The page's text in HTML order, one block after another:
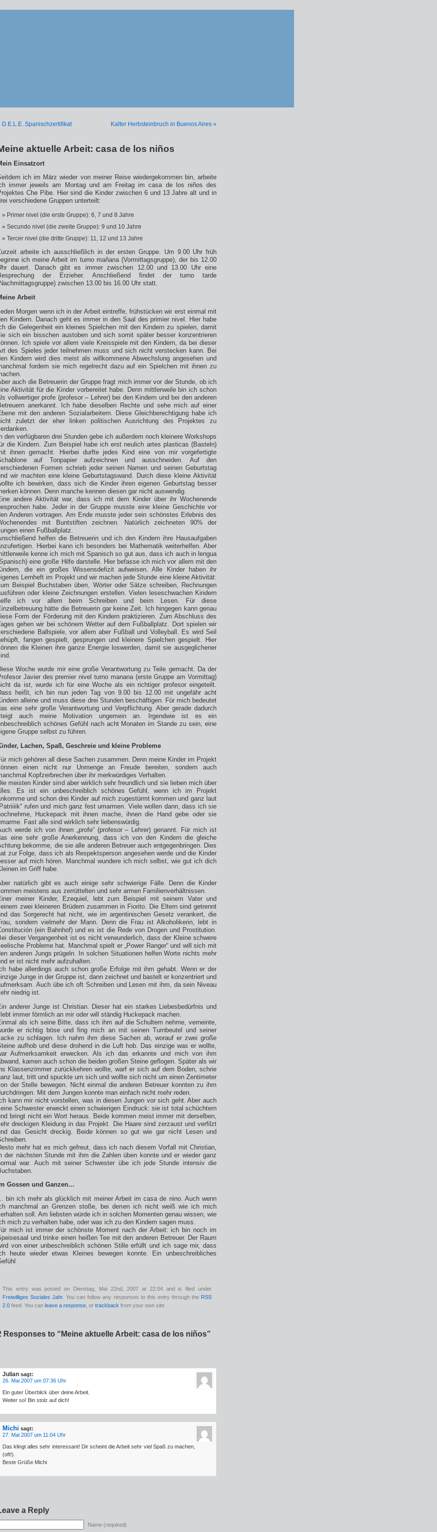
D.E.L.E. Spanischzertifikat Kalter Herbsteinbruch in Buenos Aires »
aktuelle Arbeit: casa de los niños
Einsatzort
ich im März wieder von meiner Reise wiedergekommen bin, arbeite
immer jeweils am Montag und am Freitag im casa de los niños des
Che Pibe. Hier sind die Kinder zwischen 6 und 13 Jahre alt und in
verschiedene Gruppen unterteilt:
Primer nivel (die erste Gruppe): 6, 7 und 8 Jahre
Secundo nivel (die zweite Gruppe): 9 und 10 Jahre
Tercer nivel (die dritte Gruppe): 11, 12 und 13 Jahre
arbeite ich ausschließlich in der ersten Gruppe. Um 9.00 Uhr früh
ich meine Arbeit im turno mañana (Vormittagsgruppe), der bis 12.00
dauert. Danach gibt es immer zwischen 12.00 und 13.00 Uhr eine
der Erzieher. Anschließend findet der turno tarde
zwischen 13.00 bis 16.00 Uhr statt.
Arbeit
Morgen wenn ich in der Arbeit eintreffe, frühstücken wir erst einmal mit
Kindern. Danach geht es immer in den Saal des primier nivel. Hier habe
die Gelegenheit ein kleines Spielchen mit den Kindern zu spielen, damit
sich ein bisschen austoben und sich somit später besser konzentrieren
Ich spiele vor allem viele Kreisspiele mit den Kindern, da bei dieser
des Spieles jeder teilnehmen muss und sich nicht verstecken kann. Bei
Kindern wird dies meist als willkommene Abwechslung angesehen und
fordern sie mich regelrecht dazu auf ein Spielchen mit ihnen zu
auch die Betreuerin der Gruppe fragt mich immer vor der Stunde, ob ich
Aktivität für die Kinder vorbereitet habe. Denn mittlerweile bin ich schon
vollwertiger profe (profesor – Lehrer) bei den Kindern und bei den anderen
anerkannt. Ich habe dieselben Rechte und sehe mich auf einer
mit den anderen Sozialarbeitern. Diese Gleichberechtigung habe ich
zuletzt der eher linken politischen Ausrichtung des Projektes zu
In den verfügbaren drei Stunden gebe ich außerdem noch kleinere Workshops
die Kindern. Zum Beispiel habe ich erst neulich artes plasticas (Basteln)
ihnen gemacht. Hierbei durfte jedes Kind eine von mir vorgefertigte
auf Tonpapier aufzeichnen und ausschneiden. Auf den
Formen schrieb jeder seinen Namen und seinen Geburtstag
wir machten eine kleine Geburtstagswand. Durch diese kleine Aktivität
ich bewirken, dass sich die Kinder ihren eigenen Geburtstag besser
können. Denn manche kennen diesen gar nicht auswendig.
andere Aktivität war, dass ich mit dem Kinder über ihr Wochenende
habe. Jeder in der Gruppe musste eine kleine Geschichte vor
Anderen vortragen. Am Ende musste jeder sein schönstes Erlebnis des
mit Buntstiften zeichnen. Natürlich zeichneten 90% der
einen Fußballplatz.
helfen die Betreuerin und ich den Kindern ihre Hausaufgaben
Hierbei kann ich besonders bei Mathematik weiterhelfen. Aber
kenne ich mich mit Spanisch so gut aus, dass ich auch in lengua
eine große Hilfe darstelle. Hier befasse ich mich vor allem mit den
die ein großes Wissensdefizit aufweisen. Alle Kinder haben ihr
Lernheft im Projekt und wir machen jede Stunde eine kleine Aktivität:
Beispiel Buchstaben üben, Wörter oder Sätze schreiben, Rechnungen
oder kleine Zeichnungen erstellen. Vielen leseschwachen Kindern
ich vor allem beim Schreiben und beim Lesen. Für diese
hätte die Betreuerin gar keine Zeit. Ich hingegen kann genau
Form der Förderung mit den Kindern praktizieren. Zum Abschluss des
gehen wir bei schönem Wetter auf dem Fußballplatz. Dort spielen wir
Ballspiele, vor allem aber Fußball und Volleyball. Es wird Seil
fangen gespielt, gesprungen und kleinere Spielchen gespielt. Hier
die Kleinen ihre ganze Energie loswerden, damit sie ausgeglichener
Woche wurde mir eine große Verantwortung zu Teile gemacht. Da der
Javier des premier nivel turno manana (erste Gruppe am Vormittag)
da ist, wurde ich für eine Woche als ein richtiger profesor eingeteilt.
heißt, ich bin nun jeden Tag von 9.00 bis 12.00 mit ungefähr acht
alleine und muss diese drei Stunden beschäftigen. Für mich bedeutet
eine sehr große Verantwortung und Verpflichtung. Aber gerade dadurch
auch meine Motivation ungemein an. Irgendwie ist es ein
schönes Gefühl nach acht Monaten im Stande zu sein, eine
Gruppe selbst zu führen.
Lachen, Spaß, Geschreie und kleine Probleme
mich gehören all diese Sachen zusammen. Denn meine Kinder im Projekt
einen nicht nur Unmenge an Freude bereiten, sondern auch
Kopfzerbrechen über ihr merkwürdiges Verhalten.
meisten Kinder sind aber wirklich sehr freundlich und sie lieben mich über
Es ist ein unbeschreiblich schönes Gefühl, wenn ich im Projekt
und schon drei Kinder auf mich zugestürmt kommen und ganz laut
rufen und mich ganz fest umarmen. Viele wollen dann, dass ich sie
Huckepack mit ihnen mache, ihnen die Hand gebe oder sie
Fast alle sind wirklich sehr liebenswürdig.
werde ich von ihnen „profe“ (profesor – Lehrer) genannt. Für mich ist
eine sehr große Anerkennung, dass ich von den Kindern die gleiche
bekomme, die sie alle anderen Betreuer auch entgegenbringen. Dies
zur Folge, dass ich als Respektsperson angesehen werde und die Kinder
auf mich hören. Manchmal wundere ich mich selbst, wie gut ich dich
im Griff habe.
natürlich gibt es auch einige sehr schwierige Fälle. Denn die Kinder
meistens aus zerrüttelten und sehr armen Familienverhältnissen.
meiner Kinder, Ezequiel, lebt zum Beispiel mit seinem Vater und
zwei kleineren Brüdern zusammen in Fiorito. Die Eltern sind getrennt
das Sorgerecht hat nicht, wie im argentinischen Gesetz verankert, die
sondern vielmehr der Mann. Denn die Frau ist Alkoholikerin, lebt in
(ein Bahnhof) und es ist die Rede von Drogen und Prostitution.
dieser Vergangenheit ist es nicht verwunderlich, dass der Kleine schwere
Probleme hat. Manchmal spielt er „Power Ranger“ und will sich mit
anderen Jungs prügeln. In solchen Situationen helfen Worte nichts mehr
er ist nicht mehr aufzuhalten.
habe allerdings auch schon große Erfolge mit ihm gehabt. Wenn er der
Junge in der Gruppe ist, dann zeichnet und bastelt er konzentriert und
Auch übe ich oft Schreiben und Lesen mit ihm, da sein Niveau
niedrig ist.
anderer Junge ist Christian. Dieser hat ein starkes Liebesbedürfnis und
immer förmlich an mir oder will ständig Huckepack machen.
als ich seine Bitte, dass ich ihm auf die Schultern nehme, verneinte,
er richtig böse und fing mich an mit seinen Turnbeutel und seiner
zu schlagen. Ich nahm ihm diese Sachen ab, worauf er zwei große
aufhob und diese drohend in die Luft hob. Das einzige was er wollte,
Aufmerksamkeit erwecken. Als ich das erkannte und mich von ihm
kamen auch schon die beiden großen Steine geflogen. Später als wir
Klassenzimmer zurückkehren wollte, warf er sich auf dem Boden, schrie
laut, tritt und spuckte um sich und wollte sich nicht um einen Zentimeter
der Stelle bewegen. Nicht einmal die anderen Betreuer konnten zu ihm
Mit dem Jungen konnte man einfach nicht mehr reden.
kann mir nicht vorstellen, was in diesen Jungen vor sich geht. Aber auch
Schwester erweckt einen schwierigen Eindruck: sie ist total schüchtern
bringt nicht ein Wort heraus. Beide kommen meist immer mit derselben,
dreckigen Kleidung in das Projekt. Die Haare sind zerzaust und verfilzt
das Gesicht dreckig. Beide können so gut wie gar nicht Lesen und
mehr hat es mich gefreut, dass ich nach diesem Vorfall mit Christian,
der nächsten Stunde mit ihm die Zahlen üben konnte und er wieder ganz
war. Auch mit seiner Schwester übe ich jede Stunde intensiv die
Im Gossen und Ganzen…
… bin ich mehr als glücklich mit meiner Arbeit im casa de nino. Auch wenn
manchmal an Grenzen stoße, bei denen ich nicht weiß wie ich mich
soll. Am liebsten würde ich in solchen Momenten genau wissen, wie
mich zu verhalten habe, oder was ich zu den Kindern sagen muss.
mich ist immer der schönste Moment nach der Arbeit: ich bin noch im
und trinke einen heißen Tee mit den anderen Betreuer. Der Raum
von einer unbeschreiblich schönen Stille erfüllt und ich sage mir, dass
heute wieder etwas Kleines bewegen konnte. Ein unbeschreibliches
This entry was posted on Dienstag, Mai 22nd, 2007 at 22:04 and is filed under
Freiwilliges Soziales Jahr. You can follow any responses to this entry through the RSS
2.0 feed. You can leave a response , or trackback from your own site.
Responses to “Meine aktuelle Arbeit: casa de los niños”
Julian sagt:
26. Mai 2007 um 07:36 Uhr
Ein guter Überblick über deine Arbeit.
Weiter so! Bin stolz auf dich!
Michi sagt:
27. Mai 2007 um 11:04 Uhr
Das klingt alles sehr interessant! Dir scheint die Arbeit sehr viel Spaß zu machen,
(oft!).
Beste Grüße Michi
a Reply
Name (required)